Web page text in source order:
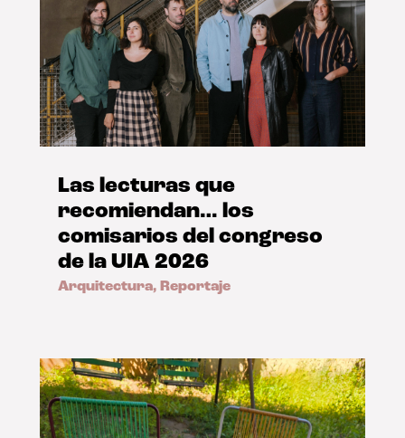
Las lecturas que
recomiendan… los
comisarios del congreso
de la UIA 2026
Arquitectura, Reportaje